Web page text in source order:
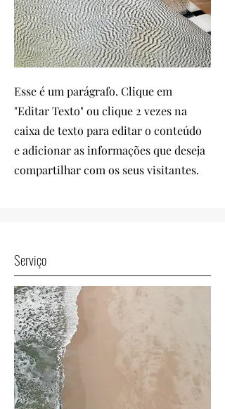
Esse é um parágrafo. Clique em
"Editar Texto" ou clique 2 vezes na
caixa de texto para editar o conteúdo
e adicionar as informações que deseja
compartilhar com os seus visitantes.
Serviço